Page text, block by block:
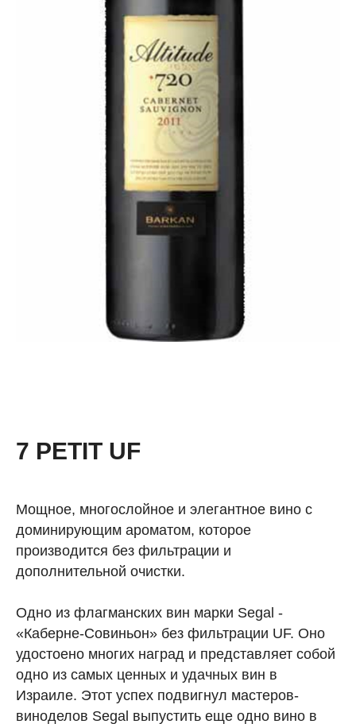
7 PETIT UF
Мощное, многослойное и элегантное вино с
доминирующим ароматом, которое
производится без фильтрации и
дополнительной очистки.
Одно из флагманских вин марки Segal -
«Каберне-Совиньон» без фильтрации UF. Оно
удостоено многих наград и представляет собой
одно из самых ценных и удачных вин в
Израиле. Этот успех подвигнул мастеров-
виноделов Segal выпустить еще одно вино в